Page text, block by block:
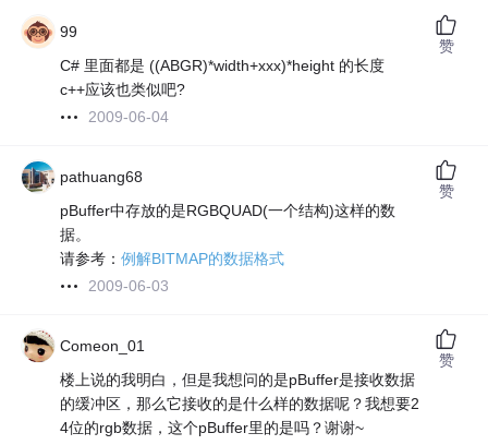
99
C# 里面都是 ((ABGR)*width+xxx)*height 的长度
c++应该也类似吧?
2009-06-04
赞
pathuang68
pBuffer中存放的是RGBQUAD(一个结构)这样的数
据。
请参考：例解BITMAP的数据格式
2009-06-03
赞
Comeon_01
楼上说的我明白，但是我想问的是pBuffer是接收数据
的缓冲区，那么它接收的是什么样的数据呢？我想要2
4位的rgb数据，这个pBuffer里的是吗？谢谢~
赞